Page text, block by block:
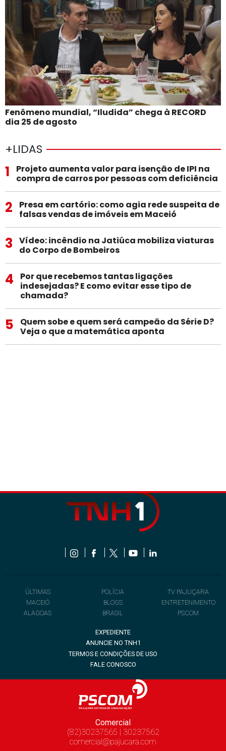
Fenômeno mundial, “Iludida” chega à RECORD
dia 25 de agosto
+LIDAS
1
Projeto aumenta valor para isenção de IPI na
compra de carros por pessoas com deficiência
2
Presa em cartório: como agia rede suspeita de
falsas vendas de imóveis em Maceió
3
Vídeo: incêndio na Jatiúca mobiliza viaturas
do Corpo de Bombeiros
4
Por que recebemos tantas ligações
indesejadas? E como evitar esse tipo de
chamada?
5
Quem sobe e quem será campeão da Série D?
Veja o que a matemática aponta
ÚLTIMAS
MACEIÓ
ALAGOAS
POLÍCIA
BLOGS
BRASIL
TV PAJUÇARA
ENTRETENIMENTO
PSCOM
EXPEDIENTE
ANUNCIE NO TNH1
TERMOS E CONDIÇÕES DE USO
FALE CONOSCO
Comercial
(82)30237565 | 30237562
comercial@pajucara.com